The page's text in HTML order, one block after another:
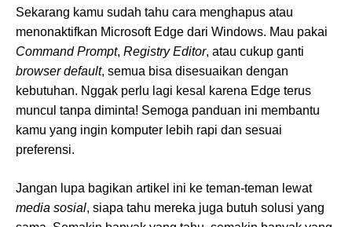
Sekarang kamu sudah tahu cara menghapus atau
menonaktifkan Microsoft Edge dari Windows. Mau pakai
Command Prompt, Registry Editor, atau cukup ganti
browser default, semua bisa disesuaikan dengan
kebutuhan. Nggak perlu lagi kesal karena Edge terus
muncul tanpa diminta! Semoga panduan ini membantu
kamu yang ingin komputer lebih rapi dan sesuai
preferensi.
Jangan lupa bagikan artikel ini ke teman-teman lewat
media sosial, siapa tahu mereka juga butuh solusi yang